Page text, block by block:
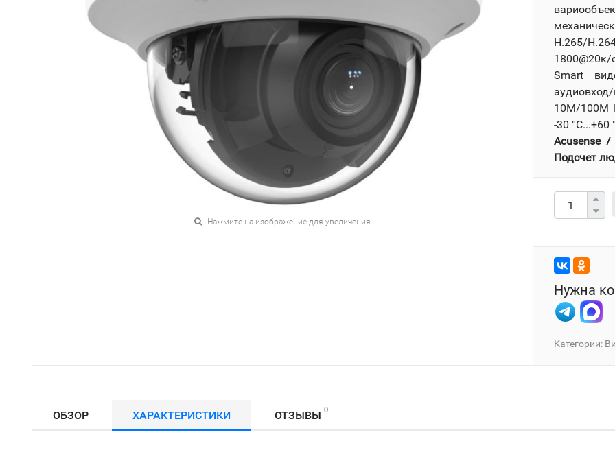
Нажмите на изображение для увеличения
H.265/
1800@20к/
Smart
10M/100M
-30 °C...+60
Acusense
Подсчет
Нужна
Категории:
ОБЗОР ХАРАКТЕРИСТИКИ ОТЗЫВЫ 0